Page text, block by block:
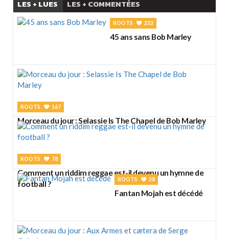
LES + LUES LES + COMMENTÉES
ROOTS 233
45 ans sans Bob Marley
ROOTS 167
Morceau du jour : Selassie Is The Chapel de Bob Marley
ROOTS 78
Comment un riddim reggae est-il devenu un hymne de
football ?
ROOTS 38
Fantan Mojah est décédé